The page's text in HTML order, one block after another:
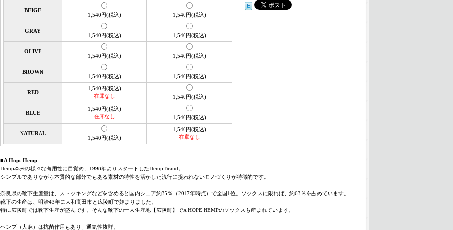
BEIGE
1,540円(税込) 1,540円(税込)
GRAY
1,540円(税込) 1,540円(税込)
OLIVE
1,540円(税込) 1,540円(税込)
BROWN
1,540円(税込) 1,540円(税込)
RED
1,540円(税込)
在庫なし
1,540円(税込)
BLUE
1,540円(税込)
在庫なし
1,540円(税込)
NATURAL
1,540円(税込)
1,540円(税込)
在庫なし
■A Hope Hemp
Hemp本来の様々な有用性に目覚め、1998年よりスタートしたHemp Brand。
シンプルでありながら本質的な部分でもある素材の特性を活かした流行に捉われないモノづくりが特徴的です。
奈良県の靴下生産量は、ストッキングなどを含めると国内シェア約35％（2017年時点）で全国1位。ソックスに限れば、約63％を占めています。
靴下の生産は、明治43年に大和高田市と広陵町で始まりました。
特に広陵町では靴下生産が盛んです。そんな靴下の一大生産地【広陵町】でA HOPE HEMPのソックスも産まれています。
ヘンプ（大麻）は抗菌作用もあり、通気性抜群。